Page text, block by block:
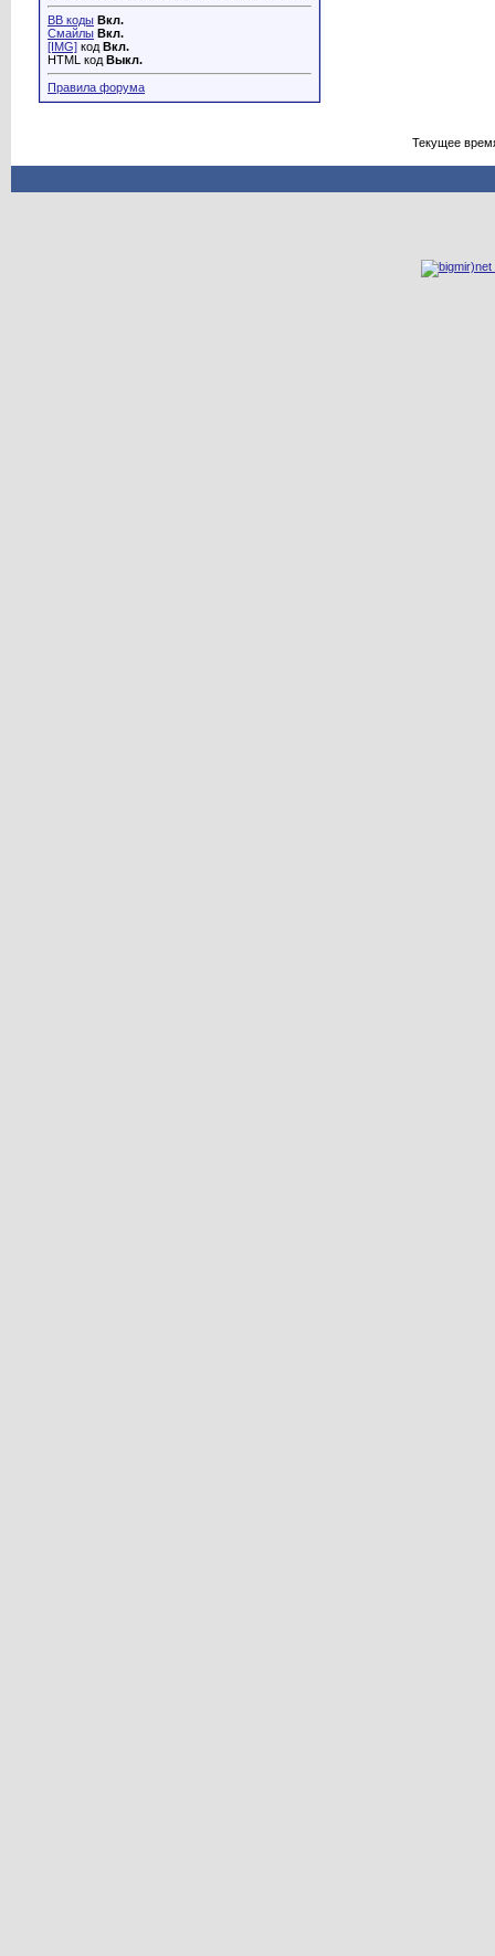
BB коды Вкл.
Смайлы Вкл.
[IMG] код Вкл.
HTML код Выкл.
Правила форума
Текущее